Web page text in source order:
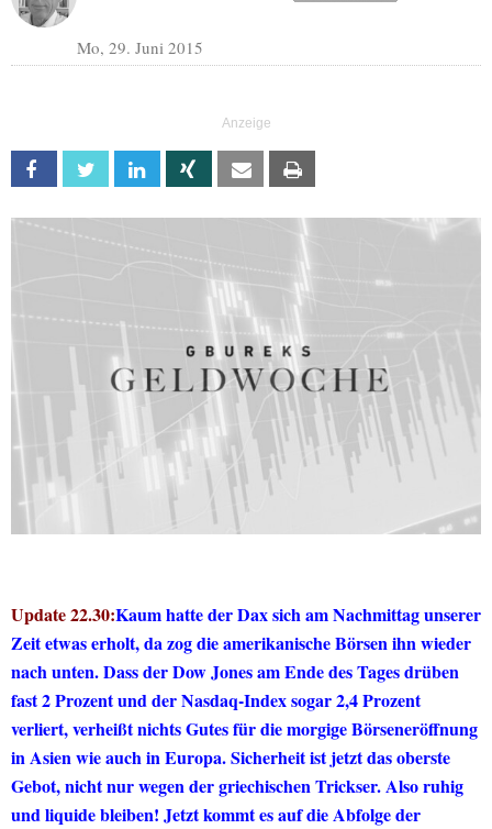
Mo, 29. Juni 2015
Facebook Twitter Linkedin Xing Email
Update 22.30:Kaum hatte der Dax sich am Nachmittag unserer
Zeit etwas erholt, da zog die amerikanische Börsen ihn wieder
nach unten. Dass der Dow Jones am Ende des Tages drüben
fast 2 Prozent und der Nasdaq-Index sogar 2,4 Prozent
verliert, verheißt nichts Gutes für die morgige Börseneröffnung
in Asien wie auch in Europa. Sicherheit ist jetzt das oberste
Gebot, nicht nur wegen der griechischen Trickser. Also ruhig
und liquide bleiben! Jetzt kommt es auf die Abfolge der